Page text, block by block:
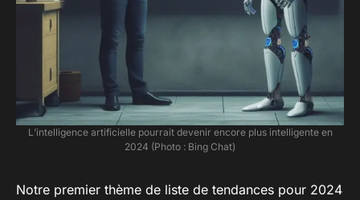
L’intelligence artificielle pourrait devenir encore plus intelligente en
2024 (Photo : Bing Chat)
Notre premier thème de liste de tendances pour 2024